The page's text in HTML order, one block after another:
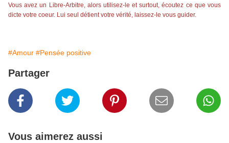
Vous avez un Libre-Arbitre, alors utilisez-le et surtout, écoutez ce que vous
dicte votre coeur. Lui seul détient votre vérité, laissez-le vous guider.
#Amour #Pensée positive
Partager
Vous aimerez aussi